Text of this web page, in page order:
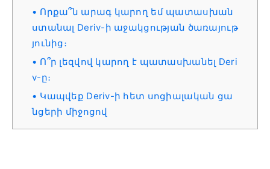
Որքա՞ն արագ կարող եմ պատասխան
ստանալ Deriv-ի աջակցության ծառայութ
յունից։
Ո՞ր լեզվով կարող է պատասխանել Deri
v-ը։
Կապվեք Deriv-ի հետ սոցիալական ցա
նցերի միջոցով